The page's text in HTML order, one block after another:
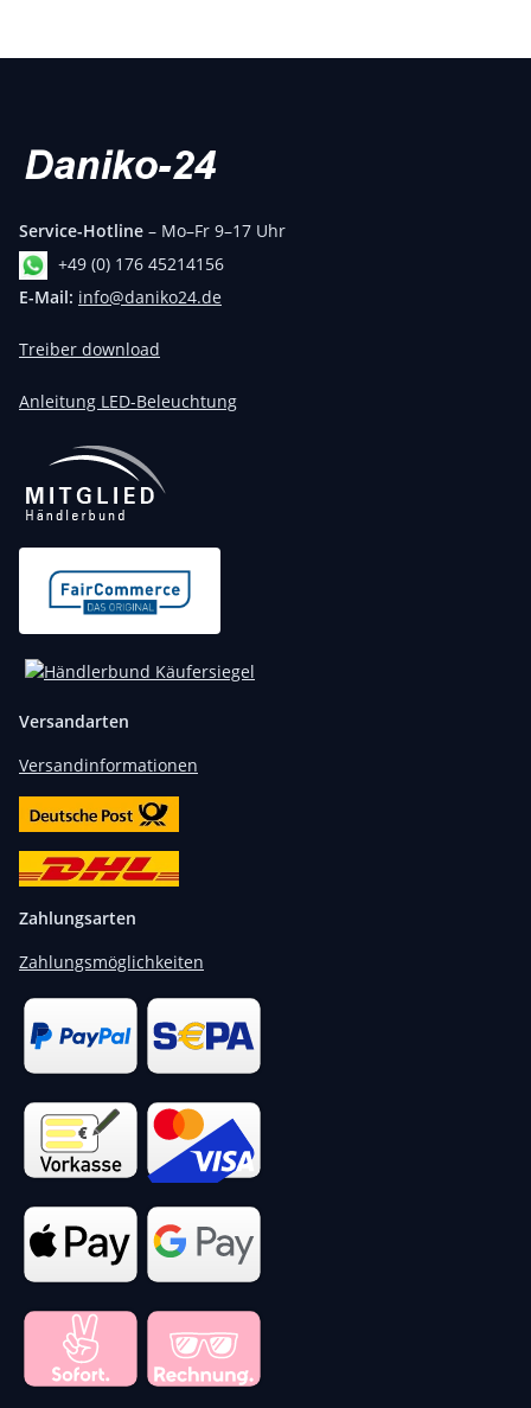
Service-Hotline – Mo–Fr 9–17 Uhr
+49 (0) 176 45214156
E-Mail: info@daniko24.de
Treiber download
Anleitung LED-Beleuchtung
Versandarten
Versandinformationen
Zahlungsarten
Zahlungsmöglichkeiten